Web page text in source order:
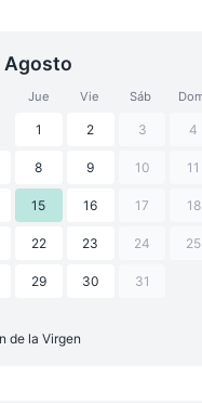
Agosto
Jue Vie Sáb
1 2 3 4
8 9 10 11
15 16 17 18
22 23 24 25
29 30 31
de la Virgen